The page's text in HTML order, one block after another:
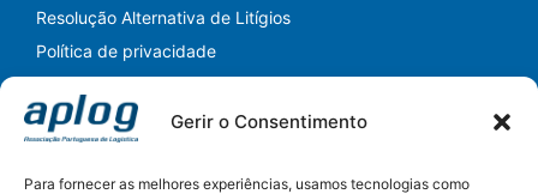
Gerir o Consentimento
Para fornecer as melhores experiências, usamos tecnologias como
Resolução Alternativa de Litígios
Política de privacidade